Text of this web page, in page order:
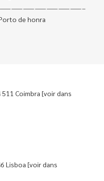
de honra
511 Coimbra[voir dans
Lisboa[voir dans